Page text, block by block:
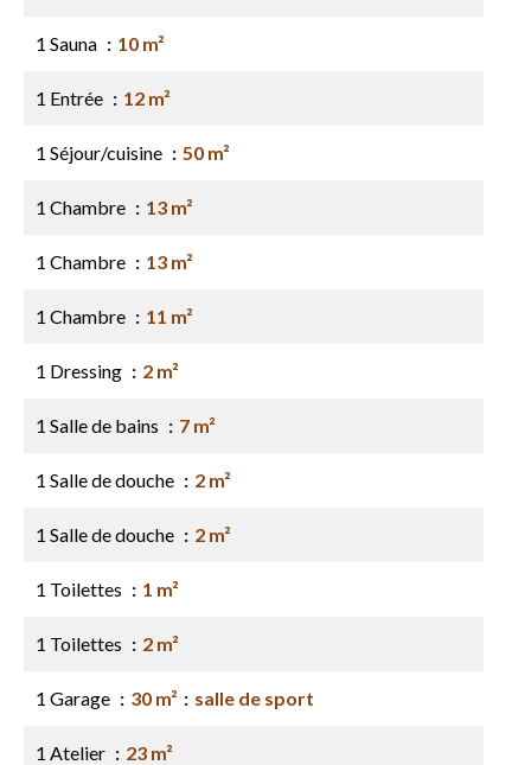
1 Sauna 10 m²
1 Entrée 12 m²
1 Séjour/cuisine 50 m²
1 Chambre 13 m²
1 Chambre 13 m²
1 Chambre 11 m²
1 Dressing 2 m²
1 Salle de bains 7 m²
1 Salle de douche 2 m²
1 Salle de douche 2 m²
1 Toilettes 1 m²
1 Toilettes 2 m²
1 Garage 30 m² salle de sport
1 Atelier 23 m²